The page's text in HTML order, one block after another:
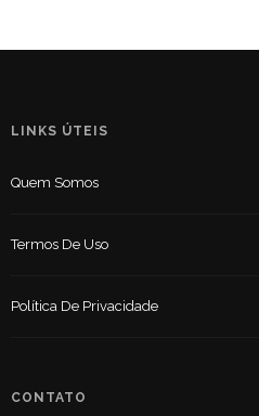
LINKS ÚTEIS
Quem Somos
Termos De Uso
Política De Privacidade
CONTATO